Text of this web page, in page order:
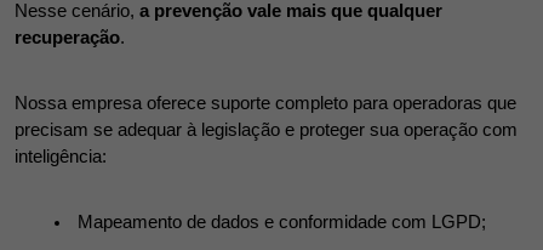
Nesse cenário, a prevenção vale mais que qualquer
recuperação.
Nossa empresa oferece suporte completo para operadoras que
precisam se adequar à legislação e proteger sua operação com
inteligência:
Mapeamento de dados e conformidade com LGPD;